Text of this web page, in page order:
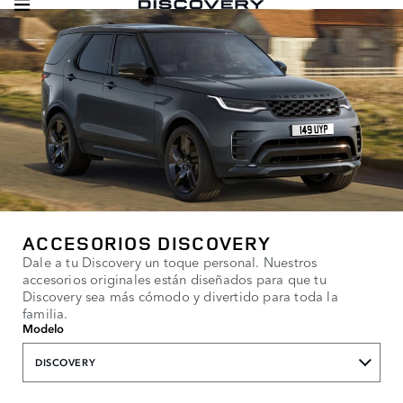
ACCESORIOS DISCOVERY
Dale a tu Discovery un toque personal. Nuestros
accesorios originales están diseñados para que tu
Discovery sea más cómodo y divertido para toda la
familia.
Modelo
DISCOVERY